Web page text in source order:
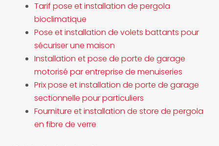
Tarif pose et installation de pergola
bioclimatique
Pose et installation de volets battants pour
sécuriser une maison
Installation et pose de porte de garage
motorisé par entreprise de menuiseries
Prix pose et installation de porte de garage
sectionnelle pour particuliers
Fourniture et installation de store de pergola
en fibre de verre